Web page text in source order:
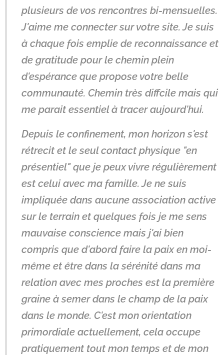
plusieurs de vos rencontres bi-mensuelles.
J'aime me connecter sur votre site. Je suis
à chaque fois emplie de reconnaissance et
de gratitude pour le chemin plein
d'espérance que propose votre belle
communauté. Chemin très diffcile mais qui
me parait essentiel à tracer aujourd'hui.
Depuis le confinement, mon horizon s'est
rétrecit et le seul contact physique "en
présentiel" que je peux vivre régulièrement
est celui avec ma famille. Je ne suis
impliquée dans aucune association active
sur le terrain et quelques fois je me sens
mauvaise conscience mais j'ai bien
compris que d'abord faire la paix en moi-
même et être dans la sérénité dans ma
relation avec mes proches est la première
graine à semer dans le champ de la paix
dans le monde. C'est mon orientation
primordiale actuellement, cela occupe
pratiquement tout mon temps et de mon